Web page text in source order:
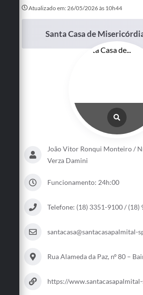
Departamentos
Atualizado em: 26/05/2026 às 10h44
Santa Casa de
João Vitor Ronqui Monteiro /
Verza Damini
Funcionamento: 24h:00
Telefone: (18) 3351-9100 / (18)
santacasa@santacasapalmital-
Rua Alameda da Paz, nº 80 –
https://